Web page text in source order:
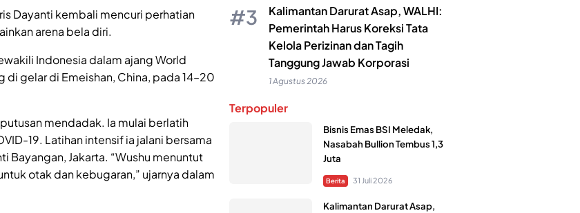
Dayanti kembali mencuri perhatian
arena bela diri.
Indonesia dalam ajang World
gelar di Emeishan, China, pada 14–20
mendadak. Ia mulai berlatih
19. Latihan intensif ia jalani bersama
Bayangan, Jakarta. “Wushu menuntut
otak dan kebugaran,” ujarnya dalam
Kalimantan Darurat Asap, WALHI:
Pemerintah Harus Koreksi Tata
Kelola Perizinan dan Tagih
Tanggung Jawab Korporasi
1 Agustus 2026
Terpopuler
Bisnis Emas BSI Meledak,
Nasabah Bullion Tembus 1,3
Juta
Berita 31 Juli 2026
Kalimantan Darurat Asap,